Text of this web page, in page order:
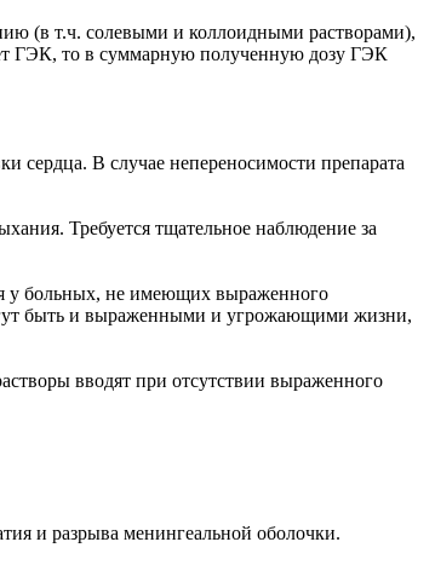
(в т.ч. солевыми и коллоидными растворами),
ГЭК, то в суммарную полученную дозу ГЭК
сердца. В случае непереносимости препарата
Требуется тщательное наблюдение за
у больных, не имеющих выраженного
быть и выраженными и угрожающими жизни,
вводят при отсутствии выраженного
и разрыва менингеальной оболочки.